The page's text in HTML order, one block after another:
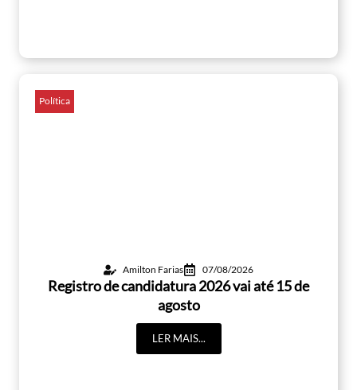
Política
Amilton Farias 07/08/2026
Registro de candidatura 2026 vai até 15 de
agosto
LER MAIS...